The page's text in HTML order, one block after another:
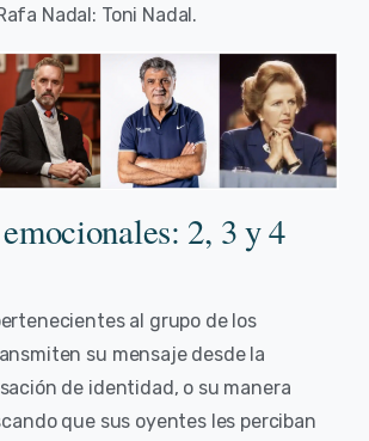
Nadal: Toni Nadal.
2, 3 y 4
al grupo de los
su mensaje desde la
de identidad, o su manera
que sus oyentes les perciban